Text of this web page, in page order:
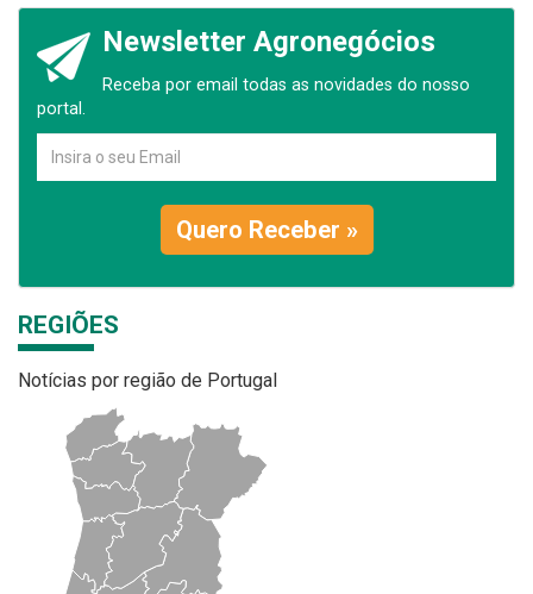
Newsletter Agronegócios
Receba por email todas as novidades do nosso
portal.
Quero Receber »
REGIÕES
Notícias por região de Portugal